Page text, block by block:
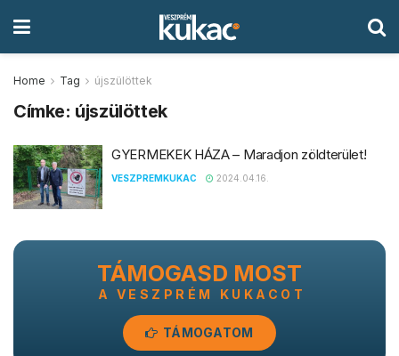
Home Tag újszülöttek
Címke: újszülöttek
GYERMEKEK HÁZA – Maradjon zöldterület!
VESZPREMKUKAC 2024.04.16.
TÁMOGASD MOST
A VESZPRÉM KUKACOT
TÁMOGATOM